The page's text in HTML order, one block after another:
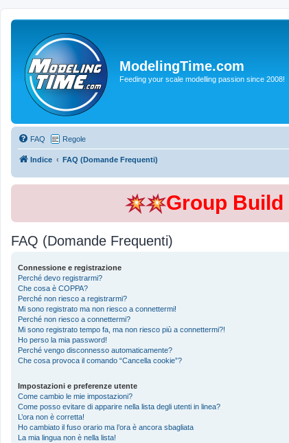
ModelingTime.com
Feeding your scale modelling passion since 2008!
FAQ Regole
Indice FAQ (Domande Frequenti)
Group Build
FAQ (Domande Frequenti)
Connessione e registrazione
Perché devo registrarmi?
Che cosa è COPPA?
Perché non riesco a registrarmi?
Mi sono registrato ma non riesco a connettermi!
Perché non riesco a connettermi?
Mi sono registrato tempo fa, ma non riesco più a connettermi?!
Ho perso la mia password!
Perché vengo disconnesso automaticamente?
Che cosa provoca il comando “Cancella cookie”?
Impostazioni e preferenze utente
Come cambio le mie impostazioni?
Come posso evitare di apparire nella lista degli utenti in linea?
L’ora non è corretta!
Ho cambiato il fuso orario ma l’ora è ancora sbagliata
La mia lingua non è nella lista!